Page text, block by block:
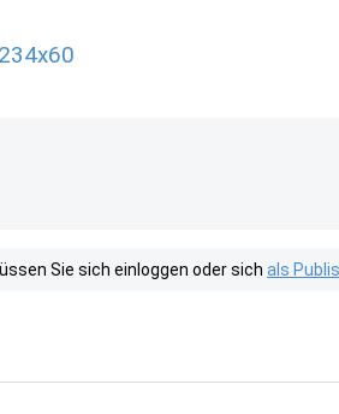
Sie sich einloggen oder sich als